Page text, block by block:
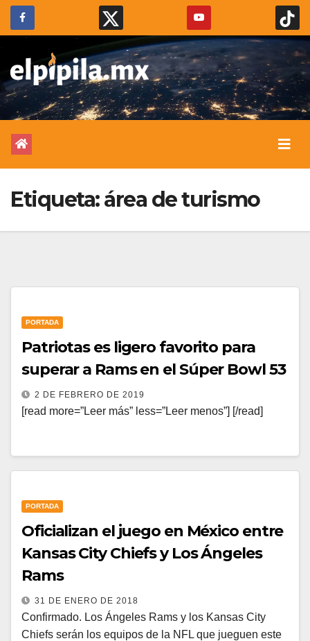
Etiqueta:área de turismo
PORTADA
Patriotas es ligero favorito para
superar a Rams en el Súper Bowl 53
2 DE FEBRERO DE 2019
[read more=”Leer más” less=”Leer menos”] [/read]
PORTADA
Oficializan el juego en México entre
Kansas City Chiefs y Los Ángeles
Rams
31 DE ENERO DE 2018
Confirmado. Los Ángeles Rams y los Kansas City
Chiefs serán los equipos de la NFL que jueguen este